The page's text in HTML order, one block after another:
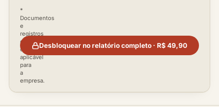
*
Documentos
e
registros
disponíveis
conforme
aplicável
para
a
empresa.
Desbloquear no relatório completo · R$ 49,90